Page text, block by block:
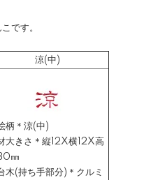
です。
涼(中)
柄＊涼(中)
大きさ＊縦12X横12X高
㎜
木(持ち手部分)＊クルミ